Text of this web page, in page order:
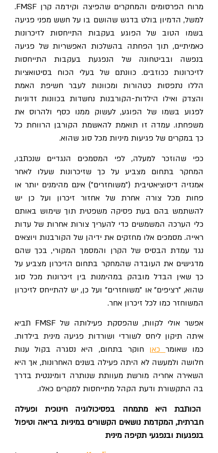
מרוח הפרסומים והמחקרים שהפיצה וקידמה קרן FMSF
.
למשל, הדמיון בולט בדגש שהושם בו על חשש מפני פגיעה
בשמו הטוב של הפוגע בעקבות התייחסות לזיכרונות
כאמיתיים, תוך הפחתה בהשלכות האפשריות של פגיעה
בנפשה ובביטחונה של הנפגעת בעקבות התייחסות
לזיכרונות ככוזבים. כוונתם של בעלי הכוח בסיטואציות
הללו נתפסות כטהורות ומכוונות לעבר חשיפת האמת
והצדק ואילו הילדות-הקורבנות נחשדות בכוונות זדוניות
לפגוע בשמו של הפוגע, לעשוק ממנו כסף ולהרוס את
משפחתו. עמדה זו תואמת להאשמת הקורבן הרווחת כל
כך במקרים של פגיעות מיניות מכל סוג שהוא.
כפי שהוזכר למעלה, לפי המסמכים הנגדיים שנכתבו,
המחקר בתחום מצביע על כך שזיכרונות שעלו לאחר
אמנזיה דיסוציאטיבית ("משוחזרים") אינם מהימנים יותר או
פחות מכל צורה אחרת של אחזור זיכרון ועל כן יש
להשתמש בהם בעת פסיקה משפטית תוך שימוש באותם
כלי הערכה המשמשים כדי להעריך צורות אחרות של עדות
ראייה. מסמכים אלו מחזקים את ידיהן של הקורבנות ויוצאים
נגד עמדת הבסיס של הקרן והמסמך המקורי, בכך שהם
מדגישים את העובדה שהמחקר בתחום הזיכרון מצביע על
כך שאין הבדל מובהק במהימנות בין זיכרונות מכל סוג
שהוא, "רציפים" או "משוחזרים" ועל כן, יש להתייחס לזיכרון
המשוחזר כמו לכל זיכרון אחר.
אפשר אולי לקוות, שהפסקת פעילותה של FMSF תביא
איתה תיקון ליחס לשורדי ושורדות פגיעה מינית בילדות.
כמו שאומר כאן חוקר בתחום, היא נסגרה בקול ענות
חלושה ולמעשה לא היתה פעילה בשנים האחרונות, אך היא
השאירה אחריה מורשת מעוותת שנותרה דומיננטית בדרך
בה התקשורת ודעת הקהל מתייחסות למקרים כאלו.
הכותבת היא מתמחה בפסיכולוגיה חינוכית ופעילה
חברתית, המקדמת נושאים הקשורים במיניות בריאה וטיפול
בנפגעות ובנפגעי תקיפה מינית